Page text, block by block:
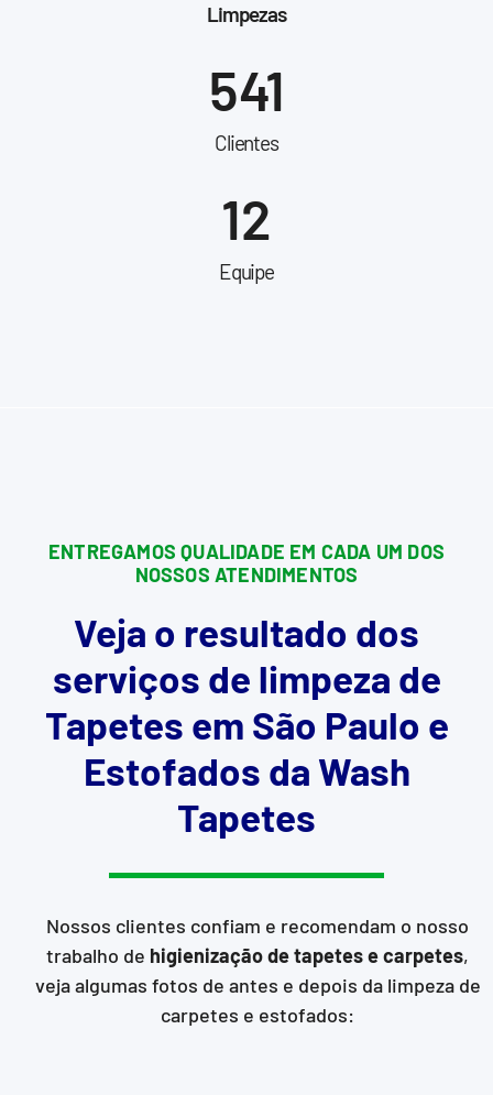
Limpezas
Clientes
541
Equipe
12
ENTREGAMOS QUALIDADE EM CADA UM DOS
NOSSOS ATENDIMENTOS
Veja o resultado dos
serviços de limpeza de
Tapetes em São Paulo e
Estofados da Wash
Tapetes
Nossos clientes confiam e recomendam o nosso
trabalho de higienização de tapetes e carpetes,
veja algumas fotos de antes e depois da limpeza de
carpetes e estofados: